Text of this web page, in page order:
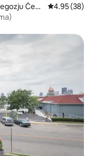
Ċent
Rating medju
4.95 (38)